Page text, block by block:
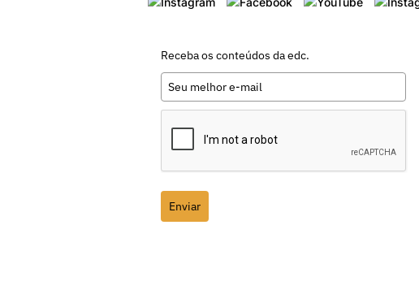
Receba os conteúdos da edc.
Enviar